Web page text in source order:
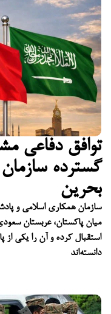
توافق دفاعی
گسترده
بحرین
سازمان همکاری اسلامی و
میان پاکستان، عربستان
استقبال کرده و آن را یکی از
دانسته‌اند